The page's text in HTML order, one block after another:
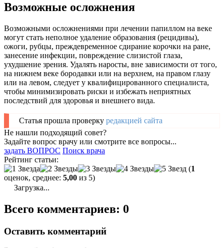
Возможные осложнения
Возможными осложнениями при лечении папиллом на веке
могут стать неполное удаление образования (рецидивы),
ожоги, рубцы, преждевременное сдирание корочки на ране,
занесение инфекции, повреждение слизистой глаза,
ухудшение зрения. Удалять наросты, вне зависимости от того,
на нижнем веке бородавки или на верхнем, на правом глазу
или на левом, следует у квалифицированного специалиста,
чтобы минимизировать риски и избежать неприятных
последствий для здоровья и внешнего вида.
Статья прошла проверку редакцией сайта
Не нашли подходящий совет?
Задайте вопрос врачу или смотрите все вопросы...
задать ВОПРОС Поиск врача
Рейтинг статьи:
(1
оценок, среднее: 5,00 из 5)
Загрузка...
Всего комментариев: 0
Оставить комментарий